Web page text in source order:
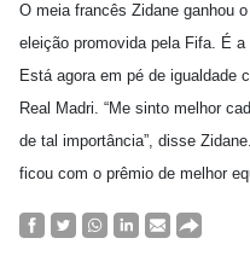
O meia francês Zidane ganhou
eleição promovida pela Fifa. É
Está agora em pé de igualdade
Real Madri. “Me sinto melhor
de tal importância”, disse
ficou com o prêmio de melhor